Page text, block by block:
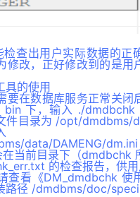
查出用户实际数据的正
修改，正好修改到的是用
具的使用
要在数据库服务正常关闭
bin 下，输入 ./dmdbchk
件目录为 /opt/dmdbms/
入
data/DAMENG/dm.ini
当前目录下（dmdbchk
的检查报告，供用
查看《DM_dmdbchk 使
路径 /dmdbms/doc/